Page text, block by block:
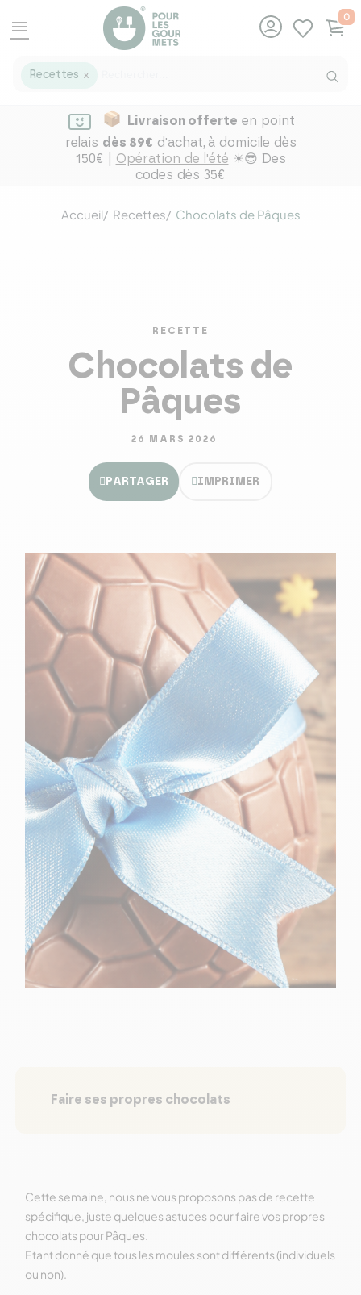
menu
Recettes X
0
Livraison offerte en point
relais dès 89€ d'achat, à domicile dès
150€ | Opération de l'été ☀😎 Des
codes dès 35€
Accueil Recettes Chocolats de Pâques
RECETTE
Chocolats de
Pâques
26 MARS 2026
PARTAGER IMPRIMER
Faire ses propres chocolats
Cette semaine, nous ne vous proposons pas de recette
spécifique, juste quelques astuces pour faire vos propres
chocolats pour Pâques.
Etant donné que tous les moules sont différents (individuels
ou non).